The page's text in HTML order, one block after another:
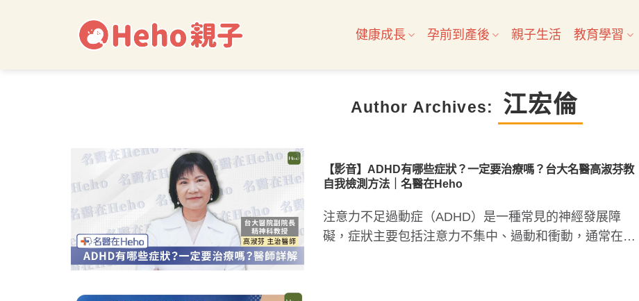
健康成長 孕前到產後 親子生活 教育學習
Author Archives: 江宏倫
【影音】ADHD有哪些症狀？一定要治療嗎？台大名醫高淑芬教
自我檢測方法｜名醫在Heho
注意力不足過動症（ADHD）是一種常見的神經發展障
礙，症狀主要包括注意力不集中、過動和衝動，通常在兒